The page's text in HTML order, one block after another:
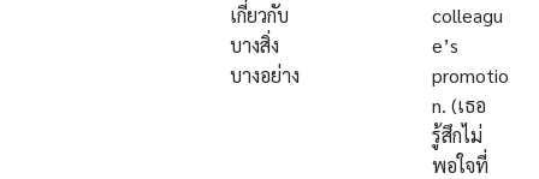
เกี่ยวกับ
บางสิ่ง
บางอย่าง
colleagu
e’s
promotio
n. (เธอ
รู้สึกไม่
พอใจที่